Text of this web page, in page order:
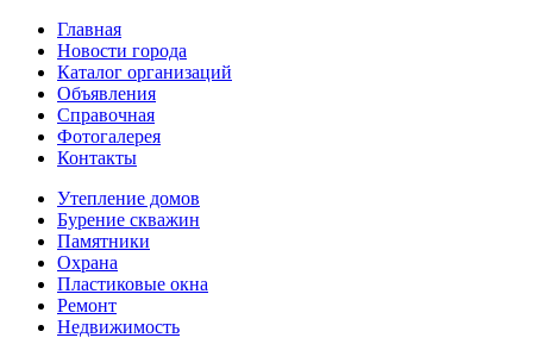
Главная
Новости города
Каталог организаций
Объявления
Справочная
Фотогалерея
Контакты
Утепление домов
Бурение скважин
Памятники
Охрана
Пластиковые окна
Ремонт
Недвижимость